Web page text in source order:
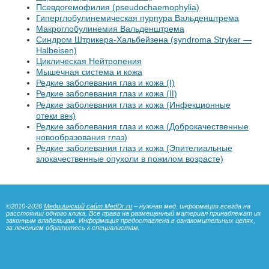
Псевдогемофилия (pseudochaemophylia)
Гиперглобулинемическая пурпура Вальденштрема
Макроглобулинемия Вальденштрема
Синдром Штрикера-Хальбейзена (syndroma Stryker —
Halbeisen)
Циклическая Нейтропения
Мышечная система и кожа
Редкие заболевания глаз и кожа (I)
Редкие заболевания глаз и кожа ( )
Редкие заболевания глаз и кожа (Инфекционные
отеки век)
Редкие заболевания глаз и кожа (Доброкачественные
новообразования глаз)
Редкие заболевания глаз и кожа (Эпителиальные
злокачественные опухоли в пожилом возрасте)
©2010-2026 Медицинский сайт MedDr.ru – нужная мед. информация всегда на
расстоянии одного клика. Все права на размещенный материал принадлежат их
законным владельцам. Информация предоставлена в ознакомительных целях,
за лечением обратитесь к специалистам.